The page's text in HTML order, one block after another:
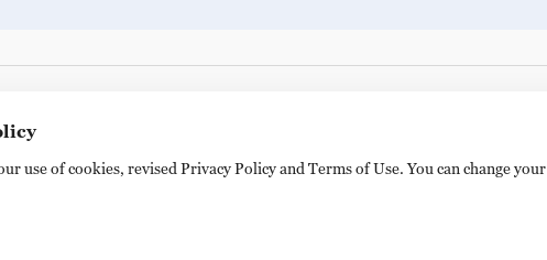
16A Shijingshan Road, Beijing, China. 100040
use of cookies, revised Privacy Policy and Terms of Use. You can change your